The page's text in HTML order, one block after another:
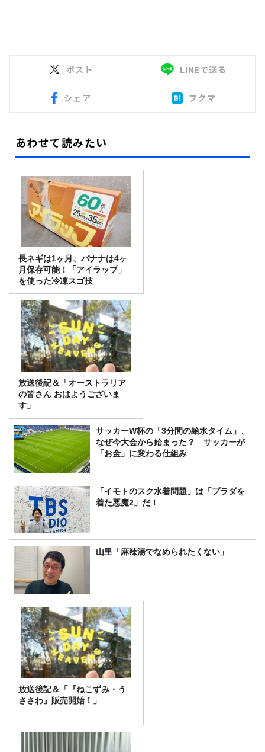
ポスト LINEで送る
シェア ブクマ
あわせて読みたい
長ネギは1ヶ月、バナナは4ヶ
月保存可能！「アイラップ」
を使った冷凍スゴ技
放送後記＆「オーストラリア
の皆さん おはようございま
す」
サッカーW杯の「3分間の給水タイム」、
なぜ今大会から始まった？ サッカーが
「お金」に変わる仕組み
「イモトのスク水着問題」は「プラダを
着た悪魔2」だ！
山里「麻辣湯でなめられたくない」
放送後記＆「『ねこずみ・う
ささわ』販売開始！」